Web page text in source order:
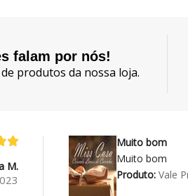
falam por nós!
produtos da nossa loja.
M.
Muito bom
Muito bom
Produto:Vale